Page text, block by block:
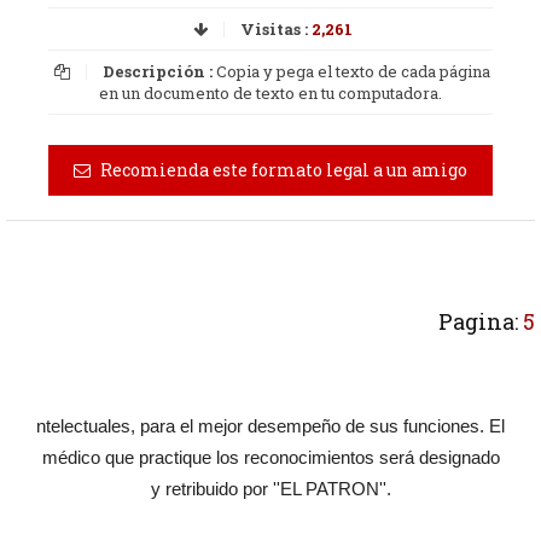
Visitas : 2,261
Descripción :Copia y pega el texto de cada página
en un documento de texto en tu computadora.
Recomienda este formato legal a un amigo
Pagina: 5
ntelectuales, para el mejor desempeño de sus funciones. El
médico que practique los reconocimientos será designado
y retribuido por ''EL PATRON''.